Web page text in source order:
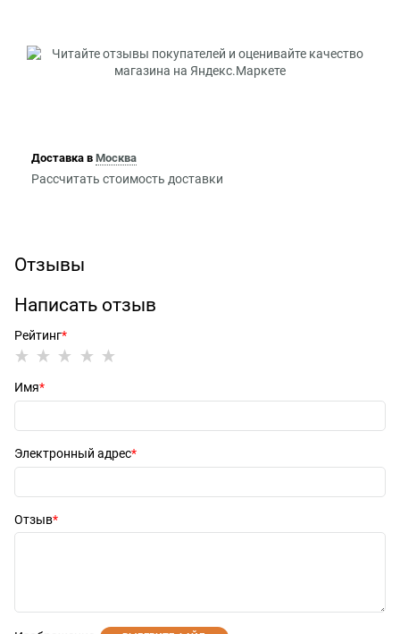
Доставка в Москва
Рассчитать стоимость доставки
Отзывы
Написать отзыв
Рейтинг
Имя
Электронный адрес
Отзыв